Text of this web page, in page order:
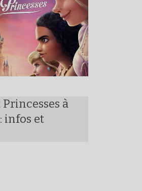
à
infos et